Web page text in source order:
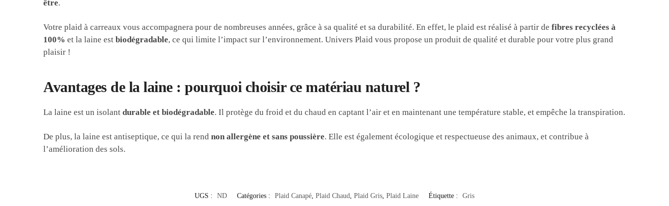
être.
Votre plaid à carreaux vous accompagnera pour de nombreuses années, grâce à sa qualité et sa durabilité. En effet, le plaid est réalisé à partir defibres recyclées à
100% et la laine estbiodégradable, ce qui limite l’impact sur l’environnement. Univers Plaid vous propose un produit de qualité et durable pour votre plus grand
plaisir !
Avantages de la laine : pourquoi choisir ce matériau naturel ?
La laine est un isolantdurable et biodégradable. Il protège du froid et du chaud en captant l’air et en maintenant une température stable, et empêche la transpiration.
De plus, la laine est antiseptique, ce qui la rendnon allergène et sans poussière. Elle est également écologique et respectueuse des animaux, et contribue à
l’amélioration des sols.
UGS : ND Catégories : Plaid Canapé, Plaid Chaud, Plaid Gris, Plaid Laine Étiquette : Gris